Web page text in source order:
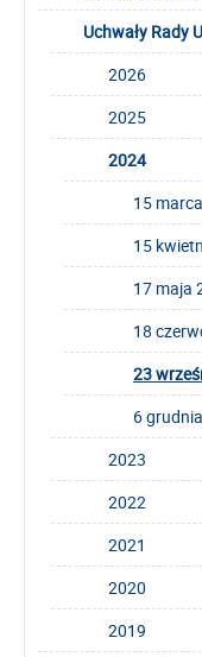
Uchwały Rady
2026
2025
2024
15
15
17 maja
18
23
6
2023
2022
2021
2020
2019